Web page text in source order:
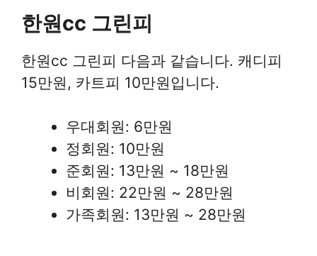
한원cc 그린피
한원cc 그린피 다음과 같습니다. 캐디피
15만원, 카트피 10만원입니다.
우대회원: 6만원
정회원: 10만원
준회원: 13만원 ~ 18만원
비회원: 22만원 ~ 28만원
가족회원: 13만원 ~ 28만원